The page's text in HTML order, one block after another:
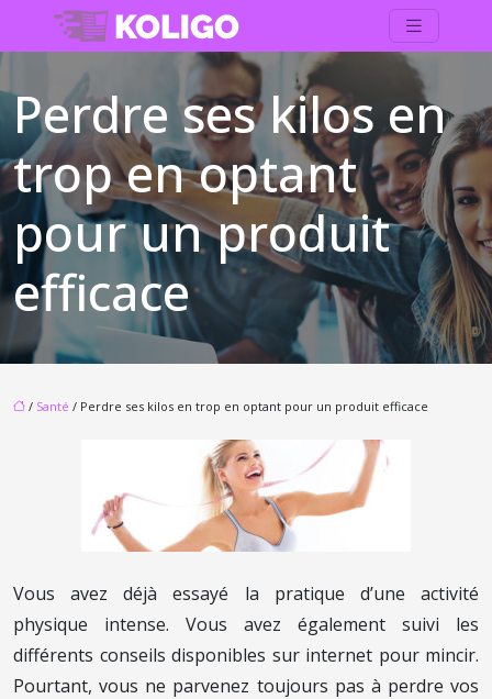
Perdre ses kilos en
trop en optant
pour un produit
efficace
/ Santé / Perdre ses kilos en trop en optant pour un produit efficace
Vous avez déjà essayé la pratique d’une activité
physique intense. Vous avez également suivi les
différents conseils disponibles sur internet pour mincir.
Pourtant, vous ne parvenez toujours pas à perdre vos